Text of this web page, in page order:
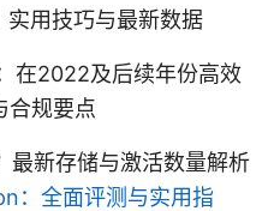
用技巧与最新数据
在2022及后续年份高效
合规要点
最新存储与激活数量解析
：全面评测与实用指